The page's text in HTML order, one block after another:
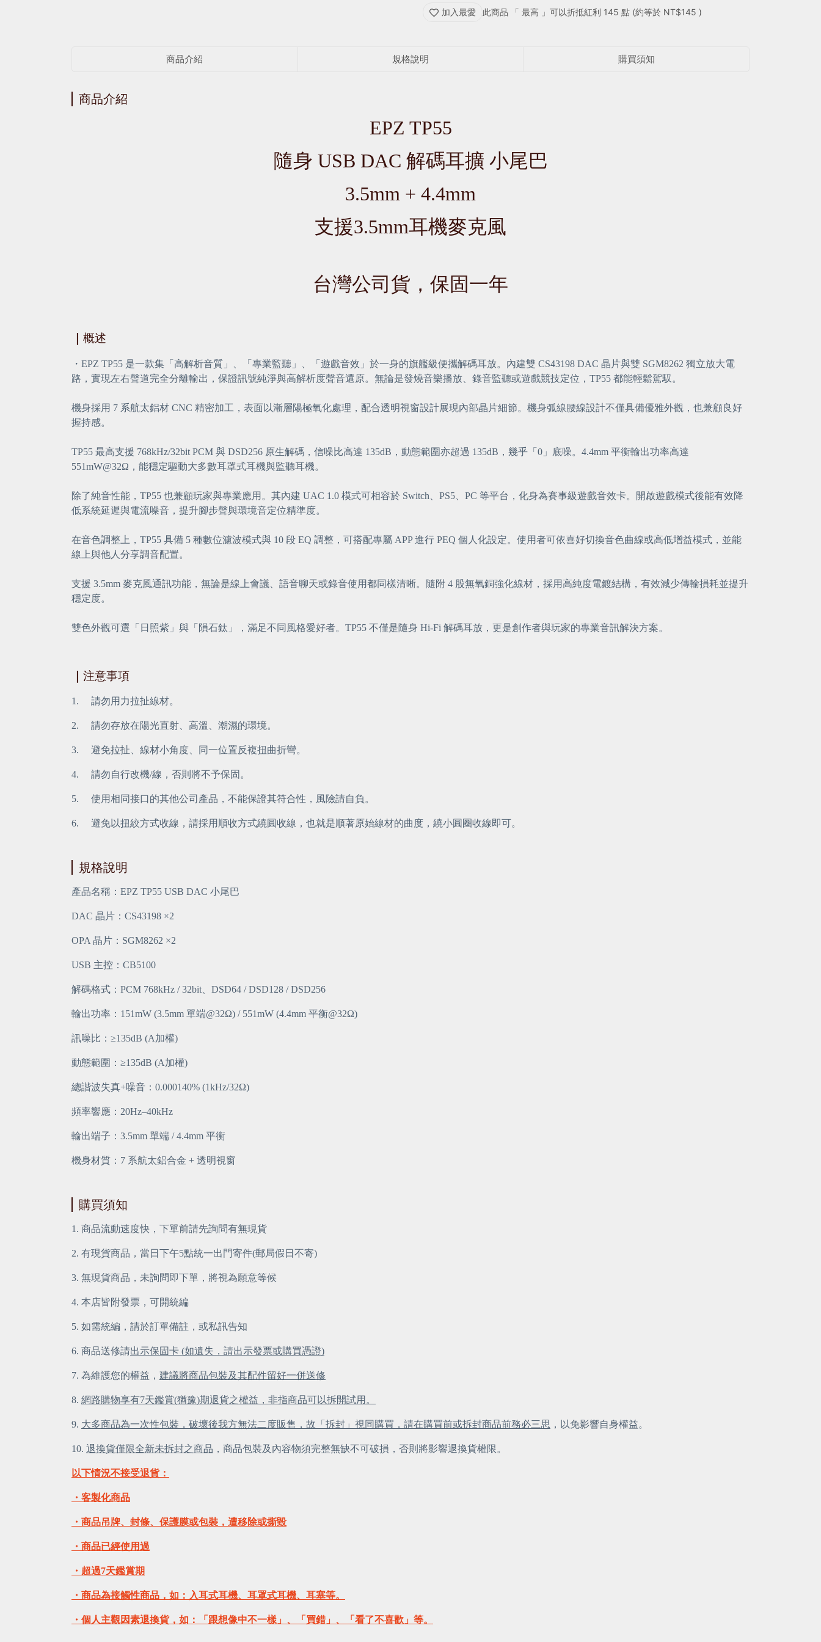
加入最愛 此商品 「 最高 」可以折抵紅利 145 點 (約等於 NT$145 )
商品介紹 規格說明 購買須知
商品介紹
EPZ TP55
隨身 USB DAC 解碼耳擴 小尾巴
3.5mm + 4.4mm
支援3.5mm耳機麥克風
台灣公司貨，保固一年
概述
・EPZ TP55 是一款集「高解析音質」、「專業監聽」、「遊戲音效」於一身的旗艦級便攜解碼耳放。內建雙 CS43198 DAC 晶片與雙 SGM8262 獨立放大電
路，實現左右聲道完全分離輸出，保證訊號純淨與高解析度聲音還原。無論是發燒音樂播放、錄音監聽或遊戲競技定位，TP55 都能輕鬆駕馭。
機身採用 7 系航太鋁材 CNC 精密加工，表面以漸層陽極氧化處理，配合透明視窗設計展現內部晶片細節。機身弧線腰線設計不僅具備優雅外觀，也兼顧良好
握持感。
TP55 最高支援 768kHz/32bit PCM 與 DSD256 原生解碼，信噪比高達 135dB，動態範圍亦超過 135dB，幾乎「0」底噪。4.4mm 平衡輸出功率高達
551mW@32Ω，能穩定驅動大多數耳罩式耳機與監聽耳機。
除了純音性能，TP55 也兼顧玩家與專業應用。其內建 UAC 1.0 模式可相容於 Switch、PS5、PC 等平台，化身為賽事級遊戲音效卡。開啟遊戲模式後能有效降
低系統延遲與電流噪音，提升腳步聲與環境音定位精準度。
在音色調整上，TP55 具備 5 種數位濾波模式與 10 段 EQ 調整，可搭配專屬 APP 進行 PEQ 個人化設定。使用者可依喜好切換音色曲線或高低增益模式，並能
線上與他人分享調音配置。
支援 3.5mm 麥克風通訊功能，無論是線上會議、語音聊天或錄音使用都同樣清晰。隨附 4 股無氧銅強化線材，採用高純度電鍍結構，有效減少傳輸損耗並提升
穩定度。
雙色外觀可選「日照紫」與「隕石鈦」，滿足不同風格愛好者。TP55 不僅是隨身 Hi-Fi 解碼耳放，更是創作者與玩家的專業音訊解決方案。
注意事項
1. 請勿用力拉扯線材。
2. 請勿存放在陽光直射、高溫、潮濕的環境。
3. 避免拉扯、線材小角度、同一位置反複扭曲折彎。
4. 請勿自行改機/線，否則將不予保固。
5. 使用相同接口的其他公司產品，不能保證其符合性，風險請自負。
6. 避免以扭絞方式收線，請採用順收方式繞圓收線，也就是順著原始線材的曲度，繞小圓圈收線即可。
規格說明
產品名稱：EPZ TP55 USB DAC 小尾巴
DAC 晶片：CS43198 ×2
OPA 晶片：SGM8262 ×2
USB 主控：CB5100
解碼格式：PCM 768kHz / 32bit、DSD64 / DSD128 / DSD256
輸出功率：151mW (3.5mm 單端@32Ω) / 551mW (4.4mm 平衡@32Ω)
訊噪比：≥135dB (A加權)
動態範圍：≥135dB (A加權)
總諧波失真+噪音：0.000140% (1kHz/32Ω)
頻率響應：20Hz–40kHz
輸出端子：3.5mm 單端 / 4.4mm 平衡
機身材質：7 系航太鋁合金 + 透明視窗
購買須知
1. 商品流動速度快，下單前請先詢問有無現貨
2. 有現貨商品，當日下午5點統一出門寄件(郵局假日不寄)
3. 無現貨商品，未詢問即下單，將視為願意等候
4. 本店皆附發票，可開統編
5. 如需統編，請於訂單備註，或私訊告知
6. 商品送修請出示保固卡 (如遺失，請出示發票或購買憑證)
7. 為維護您的權益， 建議將商品包裝及其配件留好一併送修
8. 網路購物享有7天鑑賞(猶豫)期退貨之權益，非指商品可以拆開試用。
9. 大多商品為一次性包裝，破壞後我方無法二度販售，故「拆封」視同購買，請在購買前或拆封商品前務必三思 ，以免影響自身權益。
10. 退換貨僅限全新未拆封之商品 ，商品包裝及內容物須完整無缺不可破損，否則將影響退換貨權限。
以下情況不接受退貨：
・客製化商品
・商品吊牌、封條、保護膜或包裝，遭移除或撕毀
・商品已經使用過
・超過7天鑑賞期
・商品為接觸性商品，如：入耳式耳機、耳罩式耳機、耳塞等。
・個人主觀因素退換貨，如：「跟想像中不一樣」、「買錯」、「看了不喜歡」等。